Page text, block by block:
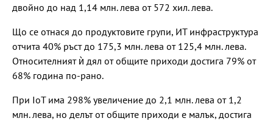
двойно до над 1,14 млн. лева от 572 хил. лева.
Що се отнася до продуктовите групи, ИТ инфраструктура
отчита 40% ръст до 175,3 млн. лева от 125,4 млн. лева.
Относителният ѝ дял от общите приходи достига 79% от
68% година по-рано.
При IoT има 298% увеличение до 2,1 млн. лева от 1,2
млн. лева, но делът от общите приходи е малък, достига